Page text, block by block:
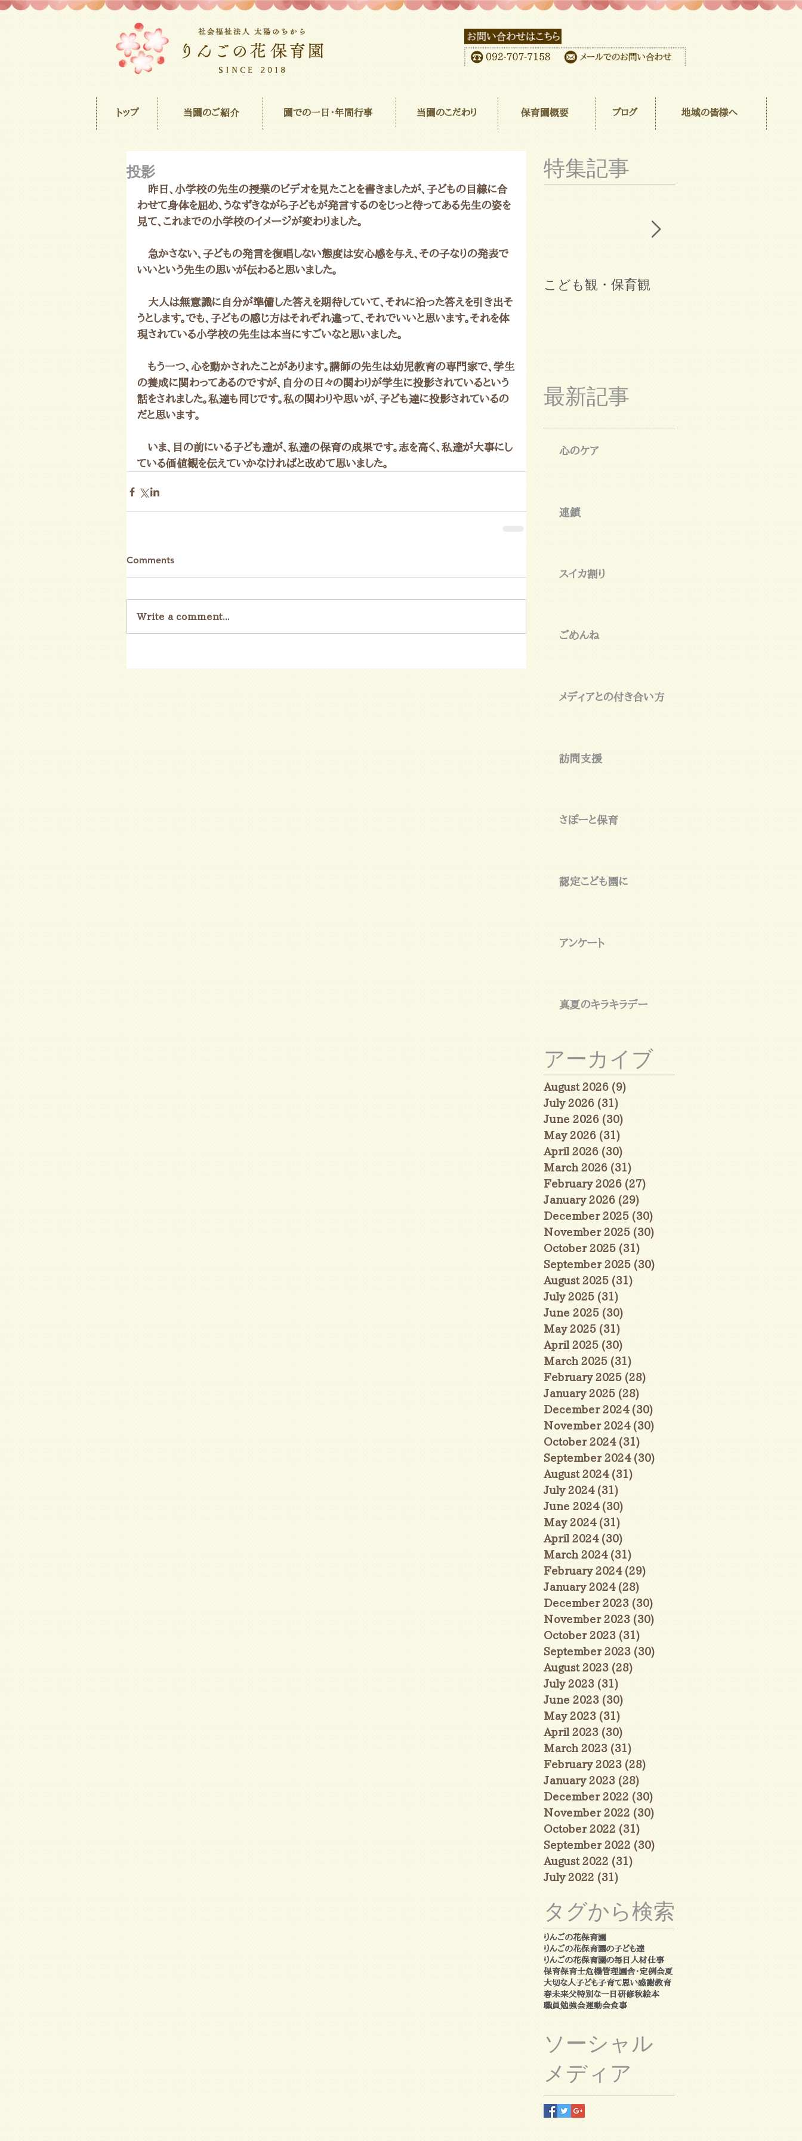
トップ 当園のご紹介 園での一日･年間行事 当園のこだわり 保育園概要 ブログ 地域の皆様へ
投影
昨日、小学校の先生の授業のビデオを見たことを書きましたが、子どもの目線に合
わせて身体を屈め、うなずきながら子どもが発言するのをじっと待ってある先生の姿を
見て、これまでの小学校のイメージが変わりました。
急かさない、子どもの発言を復唱しない態度は安心感を与え、その子なりの発表で
いいという先生の思いが伝わると思いました。
大人は無意識に自分が準備した答えを期待していて、それに沿った答えを引き出そ
うとします。でも、子どもの感じ方はそれぞれ違って、それでいいと思います。それを体
現されている小学校の先生は本当にすごいなと思いました。
もう一つ、心を動かされたことがあります。講師の先生は幼児教育の専門家で、学生
の養成に関わってあるのですが、自分の日々の関わりが学生に投影されているという
話をされました。私達も同じです。私の関わりや思いが、子ども達に投影されているの
だと思います。
いま、目の前にいる子ども達が、私達の保育の成果です。志を高く、私達が大事にし
ている価値観を伝えていかなければと改めて思いました。
Comments
Write a comment...
特集記事
こども観・保育観
最新記事
心のケア
連鎖
スイカ割り
ごめんね
メディアとの付き合い方
訪問支援
さぽーと保育
認定こども園に
アンケート
真夏のキラキラデー
アーカイブ
August 2026 (9)
July 2026 (31)
June 2026 (30)
May 2026 (31)
April 2026 (30)
March 2026 (31)
February 2026 (27)
January 2026 (29)
December 2025 (30)
November 2025 (30)
October 2025 (31)
September 2025 (30)
August 2025 (31)
July 2025 (31)
June 2025 (30)
May 2025 (31)
April 2025 (30)
March 2025 (31)
February 2025 (28)
January 2025 (28)
December 2024 (30)
November 2024 (30)
October 2024 (31)
September 2024 (30)
August 2024 (31)
July 2024 (31)
June 2024 (30)
May 2024 (31)
April 2024 (30)
March 2024 (31)
February 2024 (29)
January 2024 (28)
December 2023 (30)
November 2023 (30)
October 2023 (31)
September 2023 (30)
August 2023 (28)
July 2023 (31)
June 2023 (30)
May 2023 (31)
April 2023 (30)
March 2023 (31)
February 2023 (28)
January 2023 (28)
December 2022 (30)
November 2022 (30)
October 2022 (31)
September 2022 (30)
August 2022 (31)
July 2022 (31)
タグから検索
りんごの花保育園
りんごの花保育園の子ども達
りんごの花保育園の毎日 人材仕事
保育保育士危機管理園舎・定例会夏
大切な人子ども子育て思い感謝教育
春未来父特別な一日研修秋絵本
職員勉強会運動会食事
ソーシャル
メディア